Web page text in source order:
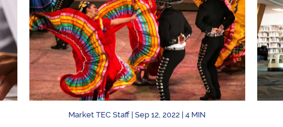
Market TEC Staff Sep 12, 2022 4 MIN